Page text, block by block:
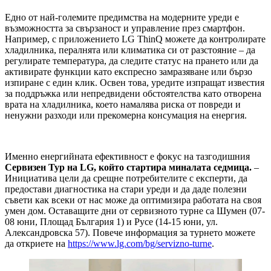
Едно от най-големите предимства на модерните уреди е
възможността за свързаност и управление през смартфон.
Например, с приложението LG ThinQ можете да контролирате
хладилника, пералнята или климатика си от разстояние – да
регулирате температура, да следите статус на прането или да
активирате функции като експресно замразяване или бързо
изпиране с един клик. Освен това, уредите изпращат известия
за поддръжка или непредвидени обстоятелства като отворена
врата на хладилника, което намалява риска от повреди и
ненужни разходи или прекомерна консумация на енергия.
Именно енергийната ефективност е фокус на тазгодишния
Сервизен Тур на LG, който стартира миналата седмица. –
Инициатива цели да срещне потребителите с експерти, да
предостави диагностика на стари уреди и да даде полезни
съвети как всеки от нас може да оптимизира работата на своя
умен дом. Оставащите дни от сервизното турне са Шумен (07-
08 юни, Площад България 1) и Русе (14-15 юни, ул.
Александровска 57). Повече информация за турнето можете
да откриете на https://www.lg.com/bg/servizno-turne.